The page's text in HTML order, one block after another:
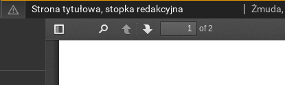
Strona tytułowa, stopka redakcyjna